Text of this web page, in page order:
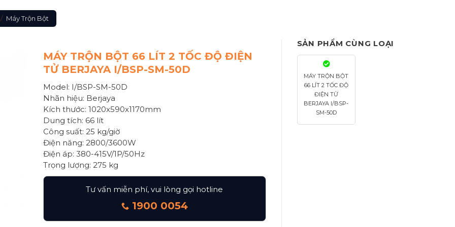
/ Máy Trộn Bột
MÁY TRỘN BỘT 66 LÍT 2 TỐC ĐỘ ĐIỆN
TỬ BERJAYA I/BSP-SM-50D
Model: I/BSP-SM-50D
Nhãn hiệu: Berjaya
Kích thước: 1020x590x1170mm
Dung tích: 66 lít
Công suất: 25 kg/giờ
Điện năng: 2800/3600W
Điện áp: 380-415V/1P/50Hz
Trọng lượng: 275 kg
Tư vấn miễn phí, vui lòng gọi hotline
1900 0054
SẢN PHẨM CÙNG LOẠI
MÁY TRỘN BỘT
66 LÍT 2 TỐC ĐỘ
ĐIỆN TỬ
BERJAYA I/BSP-
SM-50D